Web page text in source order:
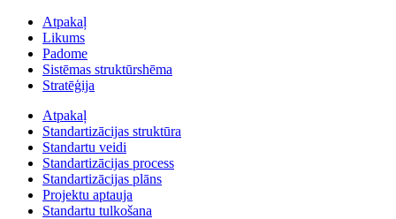
Atpakaļ
Likums
Padome
Sistēmas struktūrshēma
Stratēģija
Atpakaļ
Standartizācijas struktūra
Standartu veidi
Standartizācijas process
Standartizācijas plāns
Projektu aptauja
Standartu tulkošana